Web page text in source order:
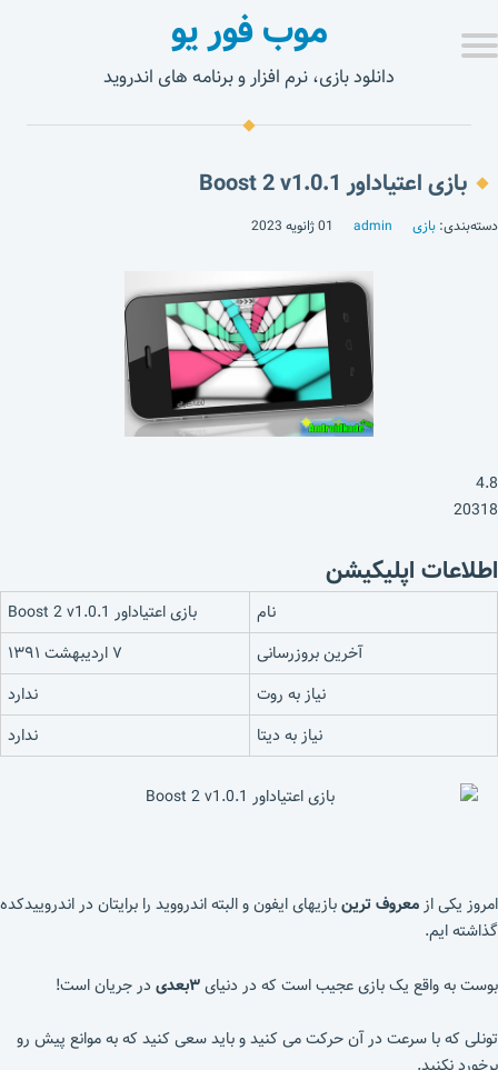
موب فور یو
دانلود بازی، نرم افزار و برنامه های اندروید
بازی اعتیاداور Boost 2 v1.0.1
دسته‌بندی: بازی admin 01 ژانویه 2023
4.8
20318
اطلاعات اپلیکیشن
نام
بازی اعتیاداور Boost 2 v1.0.1
آخرین بروزرسانی
۷ اردیبهشت ۱۳۹۱
نیاز به روت
ندارد
نیاز به دیتا
ندارد
امروز یکی ازمعروف ترینبازیهای ایفون و البته اندرووید را برایتان در اندروییدکده
گذاشته ایم.
بوست به واقع یک بازی عجیب است که در دنیای۳بعدی در جریان است!
تونلی که با سرعت در آن حرکت می کنید و باید سعی کنید که به موانع پیش رو